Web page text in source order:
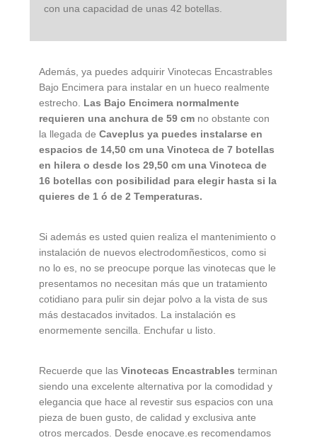
con una capacidad de unas 42 botellas.
Además, ya puedes adquirir Vinotecas Encastrables
Bajo Encimera para instalar en un hueco realmente
estrecho. Las Bajo Encimera normalmente
requieren una anchura de 59 cm no obstante con
la llegada de Caveplus ya puedes instalarse en
espacios de 14,50 cm una Vinoteca de 7 botellas
en hilera o desde los 29,50 cm una Vinoteca de
16 botellas con posibilidad para elegir hasta si la
quieres de 1 ó de 2 Temperaturas.
Si además es usted quien realiza el mantenimiento o
instalación de nuevos electrodomñesticos, como si
no lo es, no se preocupe porque las vinotecas que le
presentamos no necesitan más que un tratamiento
cotidiano para pulir sin dejar polvo a la vista de sus
más destacados invitados. La instalación es
enormemente sencilla. Enchufar u listo.
Recuerde que las Vinotecas Encastrables terminan
siendo una excelente alternativa por la comodidad y
elegancia que hace al revestir sus espacios con una
pieza de buen gusto, de calidad y exclusiva ante
otros mercados. Desde enocave.es recomendamos